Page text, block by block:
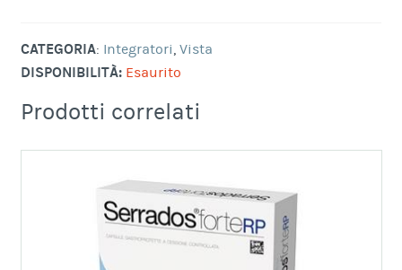
CATEGORIA: Integratori, Vista
DISPONIBILITÀ: Esaurito
Prodotti correlati